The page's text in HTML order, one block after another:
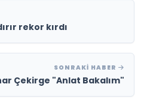
rekor kırdı
SONRAKI HABER
Çekirge "Anlat Bakalım"